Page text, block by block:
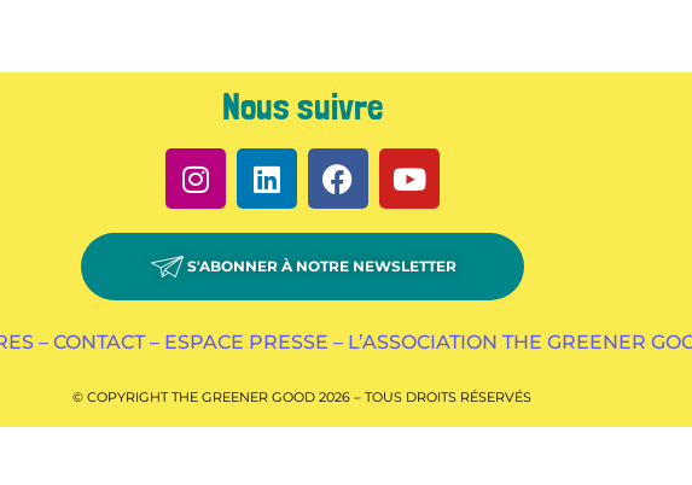
Nous suivre
S'ABONNER À NOTRE NEWSLETTER
– CONTACT – ESPACE PRESSE – L’ASSOCIATION THE GREENER
© COPYRIGHT THE GREENER GOOD 2026 – TOUS DROITS RÉSERVÉS